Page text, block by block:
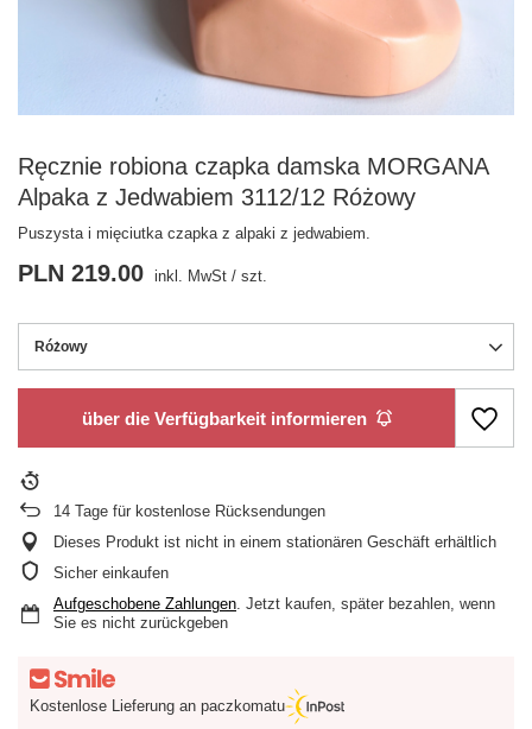
Ręcznie robiona czapka damska MORGANA
Alpaka z Jedwabiem 3112/12 Różowy
Puszysta i mięciutka czapka z alpaki z jedwabiem.
Różowy
PLN 219.00 inkl. MwSt / szt.
über die Verfügbarkeit informieren
14 Tage für kostenlose Rücksendungen
Dieses Produkt ist nicht in einem stationären Geschäft erhältlich
Sicher einkaufen
Aufgeschobene Zahlungen. Jetzt kaufen, später bezahlen, wenn
Sie es nicht zurückgeben
Kostenlose Lieferung an paczkomatu